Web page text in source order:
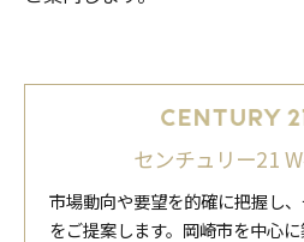
センチュリー21
市場動向や要望を的確に把握し
をご提案します。岡崎市を中心